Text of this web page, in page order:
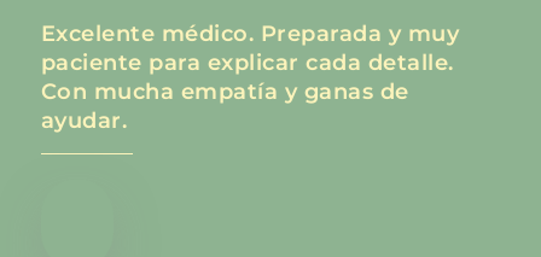
Excelente médico. Preparada y muy
paciente para explicar cada detalle.
Con mucha empatía y ganas de
ayudar.